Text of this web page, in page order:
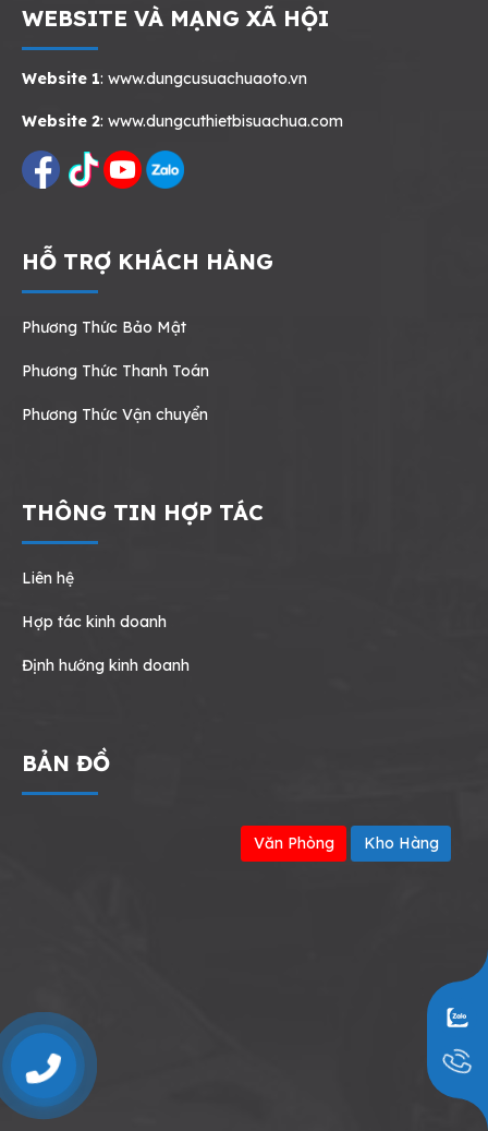
WEBSITE VÀ MẠNG XÃ HỘI
Website 1: www.dungcusuachuaoto.vn
Website 2: www.dungcuthietbisuachua.com
HỖ TRỢ KHÁCH HÀNG
Phương Thức Bảo Mật
Phương Thức Thanh Toán
Phương Thức Vận chuyển
THÔNG TIN HỢP TÁC
Liên hệ
Hợp tác kinh doanh
Định hướng kinh doanh
BẢN ĐỒ
Văn Phòng Kho Hàng
0909797251